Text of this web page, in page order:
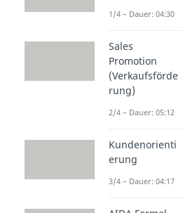
1/4 – Dauer: 04:30
Sales
Promotion
(Verkaufsförde
rung)
2/4 – Dauer: 05:12
Kundenorienti
erung
3/4 – Dauer: 04:17